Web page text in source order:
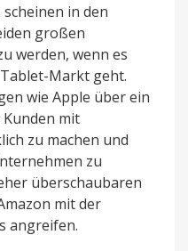
in den
großen
werden, wenn es
Markt geht.
wie Apple über ein
mit
zu machen und
zu
überschaubaren
mit der
angreifen.